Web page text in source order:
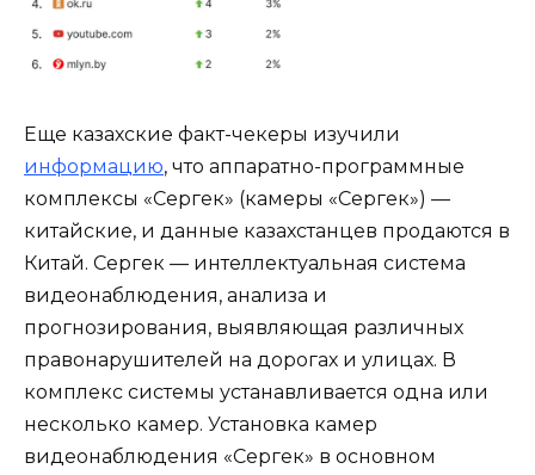
Еще казахские факт-чекеры изучили
информацию, что аппаратно-программные
комплексы «Сергек» (камеры «Сергек») —
китайские, и данные казахстанцев продаются в
Китай. Сергек — интеллектуальная система
видеонаблюдения, анализа и
прогнозирования, выявляющая различных
правонарушителей на дорогах и улицах. В
комплекс системы устанавливается одна или
несколько камер. Установка камер
видеонаблюдения «Сергек» в основном